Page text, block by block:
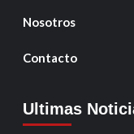
Nosotros
Contacto
Ultimas